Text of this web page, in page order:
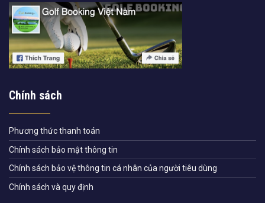
Chính sách
Phương thức thanh toán
Chính sách bảo mật thông tin
Chính sách bảo vệ thông tin cá nhân của người tiêu dùng
Chính sách và quy định